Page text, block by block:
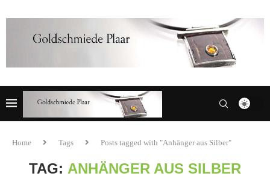
Home Tags Posts tagged with "Anhänger aus Silber"
TAG: ANHÄNGER AUS SILBER